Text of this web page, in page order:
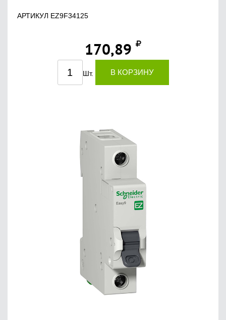
АРТИКУЛ EZ9F34125
170,89
Шт. В КОРЗИНУ